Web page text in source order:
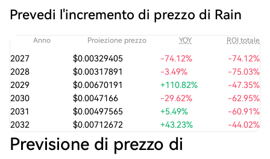
Prevedi l'incremento di prezzo di Rain
Anno Proiezione prezzo YOY ROI totale
2027 $0.00329405 -74.12%
-74.12%
2028
$0.00317891 -3.49%
-75.03%
2029
$0.00670191 +110.82%
-47.35%
2030
$0.0047166 -29.62%
-62.95%
2031
$0.00497565 +5.49%
-60.91%
2032
$0.00712672 +43.23% -44.02%
Previsione di prezzo di